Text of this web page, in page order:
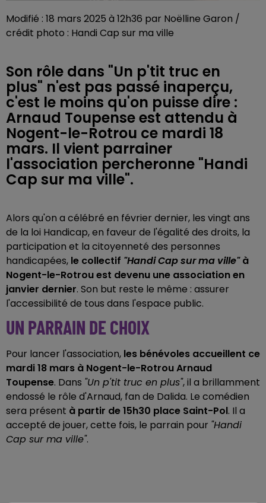
Modifié : 18 mars 2025 à 12h36 par Noëlline Garon /
crédit photo : Handi Cap sur ma ville
Son rôle dans "Un p'tit truc en
plus" n'est pas passé inaperçu,
c'est le moins qu'on puisse dire :
Arnaud Toupense est attendu à
Nogent-le-Rotrou ce mardi 18
mars. Il vient parrainer
l'association percheronne "Handi
Cap sur ma ville".
Alors qu'on a célébré en février dernier, les vingt ans
de la loi Handicap, en faveur de l'égalité des droits, la
participation et la citoyenneté des personnes
handicapées, le collectif "Handi Cap sur ma ville"à
Nogent-le-Rotrou est devenu une association en
janvier dernier. Son but reste le même : assurer
l'accessibilité de tous dans l'espace public.
UN PARRAIN DE CHOIX
Pour lancer l'association, les bénévoles accueillent ce
mardi 18 mars à Nogent-le-Rotrou Arnaud
Toupense. Dans "Un p'tit truc en plus", il a brillamment
endossé le rôle d'Arnaud, fan de Dalida. Le comédien
sera présent à partir de 15h30 place Saint-Pol. Il a
accepté de jouer, cette fois, le parrain pour "Handi
Cap sur ma ville".